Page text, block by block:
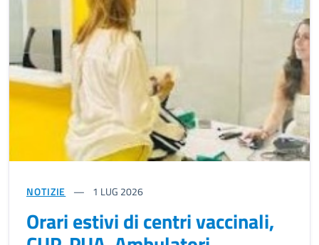
NOTIZIE 1 LUG 2026
Orari estivi di centri vaccinali,